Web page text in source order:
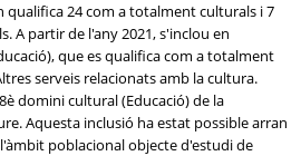
qualifica 24 com a totalment culturals i 7
A partir de l'any 2021, s'inclou en
que es qualifica com a totalment
serveis relacionats amb la cultura.
domini cultural (Educació) de la
Aquesta inclusió ha estat possible arran
poblacional objecte d'estudi de